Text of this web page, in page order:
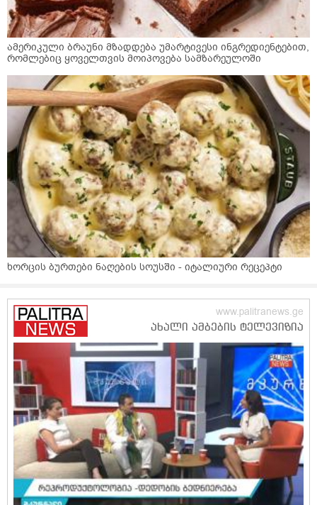
ამერიკული ბრაუნი მზადდება უმარტივესი ინგრედიენტებით,
რომლებიც ყოველთვის მოიპოვება სამზარეულოში
ხორცის ბურთები ნაღების სოუსში - იტალიური რეცეპტი